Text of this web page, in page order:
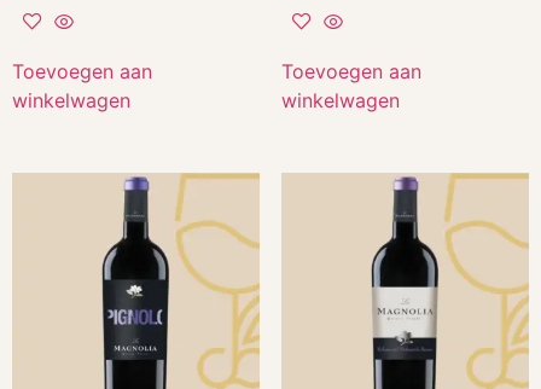
Toevoegen aan
winkelwagen
Toevoegen aan
winkelwagen